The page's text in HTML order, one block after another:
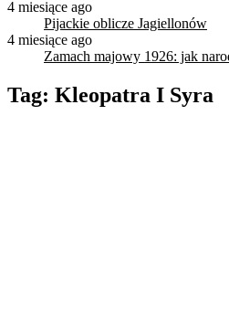
4 miesiące ago
Pijackie oblicze Jagiellonów
4 miesiące ago
Zamach majowy 1926: jak
Tag: Kleopatra I Syra